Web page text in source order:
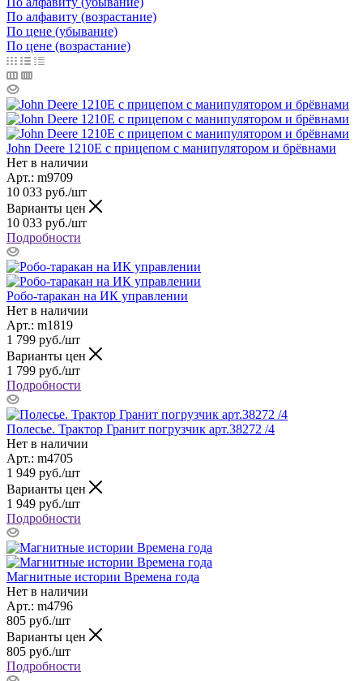
По алфавиту (возрастание)
По цене (убывание)
По цене (возрастание)
John Deere 1210E с прицепом с манипулятором и брёвнами
Нет в наличии
Арт.: m9709
10 033 руб./шт
Варианты цен
10 033 руб./шт
Подробности
Робо-таракан на ИК управлении
Нет в наличии
Арт.: m1819
1 799 руб./шт
Варианты цен
1 799 руб./шт
Подробности
Полесье. Трактор Гранит погрузчик арт.38272 /4
Нет в наличии
Арт.: m4705
1 949 руб./шт
Варианты цен
1 949 руб./шт
Подробности
Магнитные истории Времена года
Нет в наличии
Арт.: m4796
805 руб./шт
Варианты цен
805 руб./шт
Подробности